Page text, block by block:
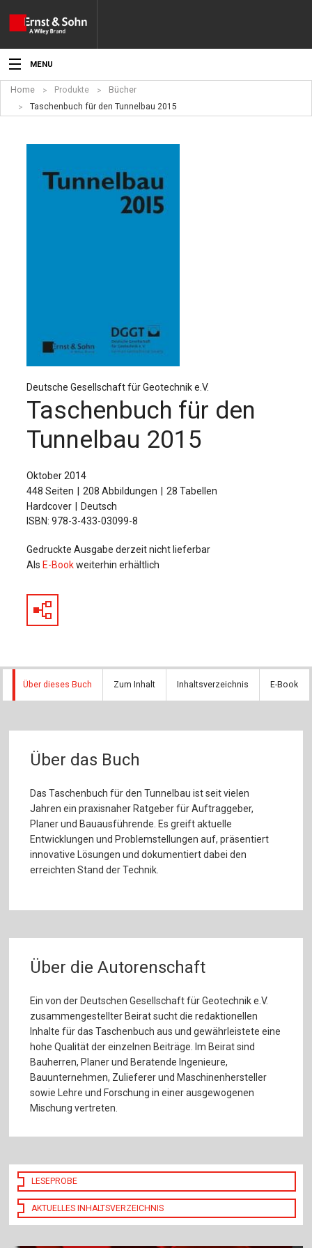
MENU
Aktuelles
Fachgebiete
Verlag
Home Produkte
Bücher
Taschenbuch für den Tunnelbau 2015
Deutsche Gesellschaft für Geotechnik e.V.
Taschenbuch für den
Tunnelbau 2015
Oktober 2014
448 Seiten
208 Abbildungen
28 Tabellen
Hardcover
Deutsch
ISBN: 978-3-433-03099-8
Gedruckte Ausgabe derzeit nicht lieferbar
Als E-Bookweiterhin erhältlich
Über dieses Buch Zum Inhalt Inhaltsverzeichnis E-Book
Über das Buch
Das Taschenbuch für den Tunnelbau ist seit vielen
Jahren ein praxisnaher Ratgeber für Auftraggeber,
Planer und Bauausführende. Es greift aktuelle
Entwicklungen und Problemstellungen auf, präsentiert
innovative Lösungen und dokumentiert dabei den
erreichten Stand der Technik.
Über die Autorenschaft
Ein von der Deutschen Gesellschaft für Geotechnik e.V.
zusammengestellter Beirat sucht die redaktionellen
Inhalte für das Taschenbuch aus und gewährleistete eine
hohe Qualität der einzelnen Beiträge. Im Beirat sind
Bauherren, Planer und Beratende Ingenieure,
Bauunternehmen, Zulieferer und Maschinenhersteller
sowie Lehre und Forschung in einer ausgewogenen
Mischung vertreten.
LESEPROBE
AKTUELLES INHALTSVERZEICHNIS